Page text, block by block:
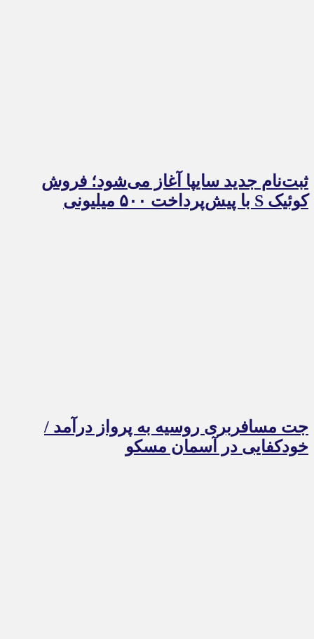
ثبت‌نام جدید سایپا آغاز می‌شود؛ فروش
کوئیک S با پیش‌پرداخت ۵۰۰ میلیونی
جت مسافربری روسیه به پرواز درآمد /
خودکفایی در آسمان مسکو